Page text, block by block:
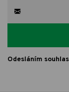
Odesláním